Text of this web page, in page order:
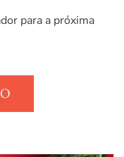
para a próxima